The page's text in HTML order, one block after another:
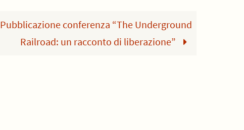
Pubblicazione conferenza “The Underground
Railroad: un racconto di liberazione”